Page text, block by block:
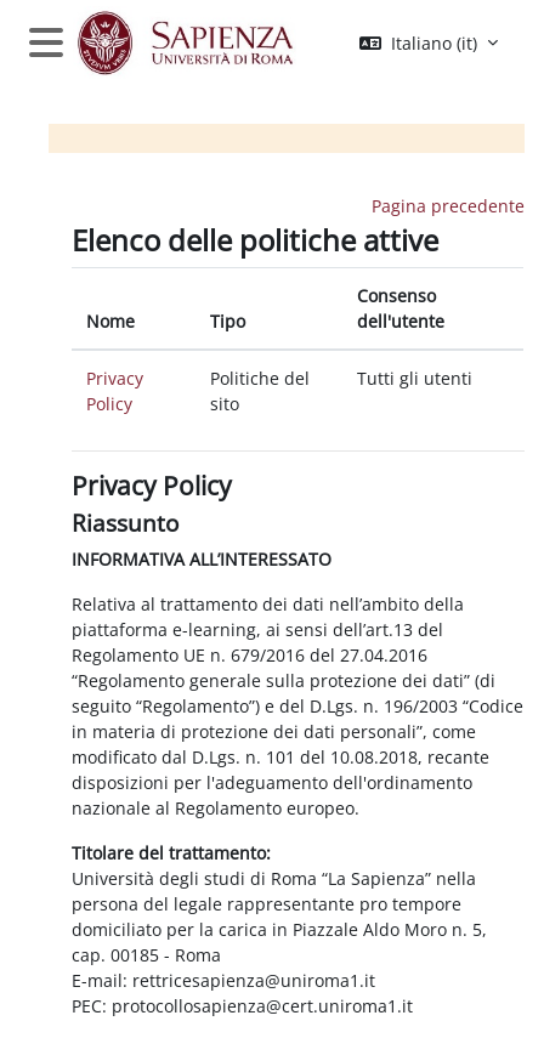
Vai al contenuto principale
Pannello laterale
Italiano ‎(it)‎
Pagina precedente
Elenco delle politiche attive
Nome Tipo
Consenso
dell'utente
Privacy
Policy
Politiche del
sito
Tutti gli utenti
Privacy Policy
Riassunto
INFORMATIVA ALL’INTERESSATO
Relativa al trattamento dei dati nell’ambito della
piattaforma e-learning, ai sensi dell’art.13 del
Regolamento UE n. 679/2016 del 27.04.2016
“Regolamento generale sulla protezione dei dati” (di
seguito “Regolamento”) e del D.Lgs. n. 196/2003 “Codice
in materia di protezione dei dati personali”, come
modificato dal D.Lgs. n. 101 del 10.08.2018, recante
disposizioni per l'adeguamento dell'ordinamento
nazionale al Regolamento europeo.
Titolare del trattamento:
Università degli studi di Roma “La Sapienza” nella
persona del legale rappresentante pro tempore
domiciliato per la carica in Piazzale Aldo Moro n. 5,
cap. 00185 - Roma
E-mail: rettricesapienza@uniroma1.it
PEC: protocollosapienza@cert.uniroma1.it